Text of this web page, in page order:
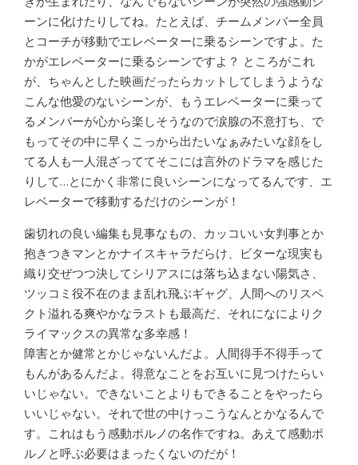
ーンに化けたりしてね。たとえば、チームメンバー全員
とコーチが移動でエレベーターに乗るシーンですよ。た
かがエレベーターに乗るシーンですよ？ ところがこれ
が、ちゃんとした映画だったらカットしてしまうような
こんな他愛のないシーンが、もうエレベーターに乗って
るメンバーが心から楽しそうなので涙腺の不意打ち、で
もってその中に早くこっから出たいなぁみたいな顔をし
てる人も一人混ざっててそこには言外のドラマを感じた
りして…とにかく非常に良いシーンになってるんです、エ
レベーターで移動するだけのシーンが！
歯切れの良い編集も見事なもの、カッコいい女判事とか
抱きつきマンとかナイスキャラだらけ、ビターな現実も
織り交ぜつつ決してシリアスには落ち込まない陽気さ、
ツッコミ役不在のまま乱れ飛ぶギャグ、人間へのリスペ
クト溢れる爽やかなラストも最高だ、それになによりク
ライマックスの異常な多幸感！
障害とか健常とかじゃないんだよ。人間得手不得手って
もんがあるんだよ。得意なことをお互いに見つけたらい
いじゃない。できないことよりもできることをやったら
いいじゃない。それで世の中けっこうなんとかなるんで
す。これはもう感動ポルノの名作ですね。あえて感動ポ
ルノと呼ぶ必要はまったくないのだが！